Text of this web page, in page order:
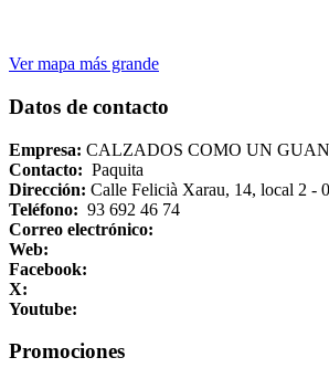
Ver mapa más grande
Datos de contacto
Empresa: CALZADOS COMO UN
Contacto: Paquita
Dirección: Calle Felicià Xarau, 14, local 2 -
Teléfono: 93 692 46 74
Correo electrónico:
Web:
Facebook:
X:
Youtube:
Promociones